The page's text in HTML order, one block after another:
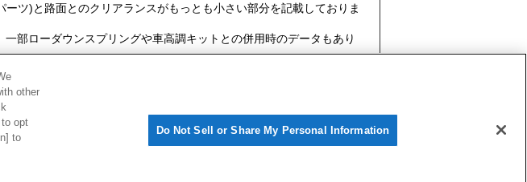
ツ)と路面とのクリアランスがもっとも小さい部分を記載しておりま
部ローダウンスプリングや車高調キットとの併用時のデータもあり
。
other
opt
to
Do Not Sell or Share My Personal Information